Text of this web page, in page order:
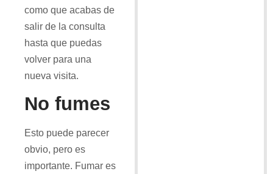
como que acabas de
salir de la consulta
hasta que puedas
volver para una
nueva visita.
No fumes
Esto puede parecer
obvio, pero es
importante. Fumar es